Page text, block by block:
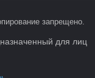
запрещено.